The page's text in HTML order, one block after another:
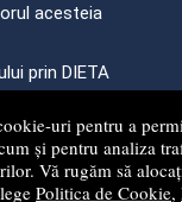
uri pentru a
și pentru analiza
Vă rugăm să
Politica de Cookie,
acesteia
prin DIETA